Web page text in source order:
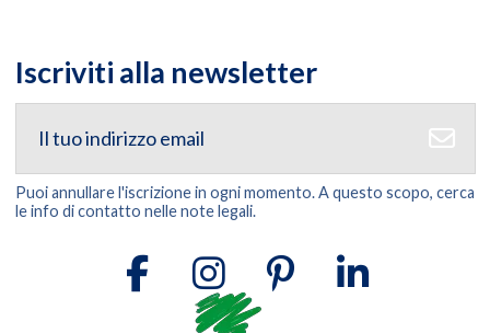
Iscriviti alla newsletter
Puoi annullare l'iscrizione in ogni momento. A questo scopo, cerca
le info di contatto nelle note legali.